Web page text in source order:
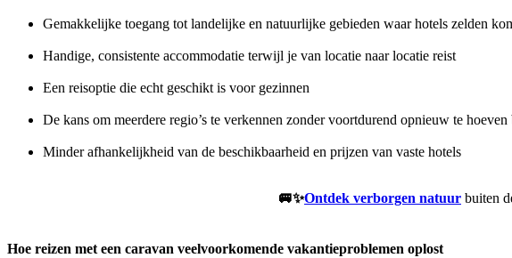
Gemakkelijke toegang tot landelijke en natuurlijke gebieden waar hotels zelden
Handige, consistente accommodatie terwijl je van locatie naar locatie reist
Een reisoptie die echt geschikt is voor gezinnen
De kans om meerdere regio’s te verkennen zonder voortdurend opnieuw te hoeven
Minder afhankelijkheid van de beschikbaarheid en prijzen van vaste hotels
🚐✨Ontdek verborgen natuur buiten
Hoe reizen met een caravan veelvoorkomende vakantieproblemen oplost